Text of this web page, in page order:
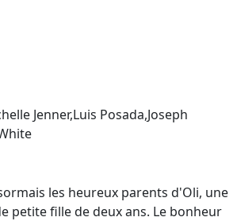
Jenner,Luis Posada,Joseph
les heureux parents d'Oli, une
petite fille de deux ans. Le bonheur